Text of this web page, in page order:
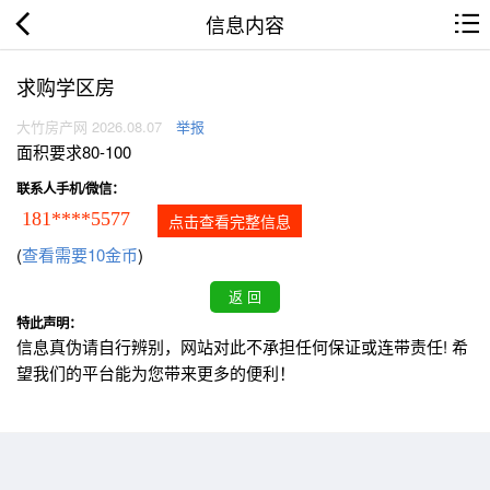
信息内容
求购学区房
大竹房产网 2026.08.07 举报
面积要求80-100
联系人手机/微信：
181****5577 点击查看完整信息
(查看需要10金币)
特此声明：
信息真伪请自行辨别，网站对此不承担任何保证或连带责任! 希
望我们的平台能为您带来更多的便利！